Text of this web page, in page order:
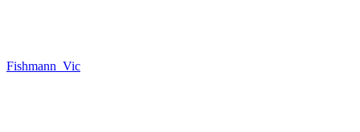
Fishmann_Vic